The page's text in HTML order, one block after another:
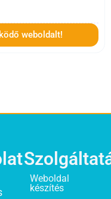
weboldalt!
Weboldal
készítés